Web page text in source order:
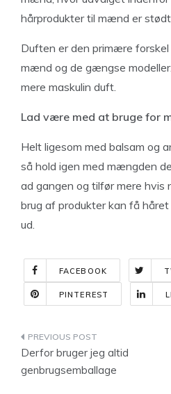
hårprodukter til mænd er
Duften er den primære forskel
mænd og de gængse
mere maskulin duft.
Lad være med at bruge for
Helt ligesom med balsam og
så hold igen med mængden
ad gangen og tilfør mere hvis
brug af produkter kan få
ud.
FACEBOOK
PINTEREST
Indlægsnavigation
Derfor bruger jeg altid
genbrugsemballage